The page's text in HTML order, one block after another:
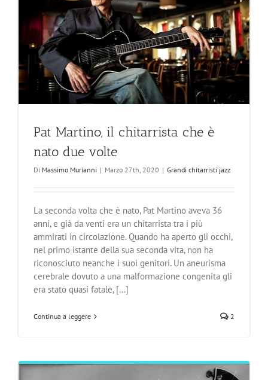
Pat Martino, il chitarrista che è
nato due volte
Di Massimo Murianni | Marzo 27th, 2020 | Grandi chitarristi jazz
La seconda volta che è nato, Pat Martino aveva 36
anni, e già da venti era un chitarrista tra i più
ammirati in circolazione. Quando ha aperto gli occhi,
nel primo istante della sua seconda vita, non ha
riconosciuto neanche i suoi genitori. Un aneurisma
cerebrale dovuto a una malformazione congenita gli
era stato quasi fatale, [...]
Continua a leggere 2